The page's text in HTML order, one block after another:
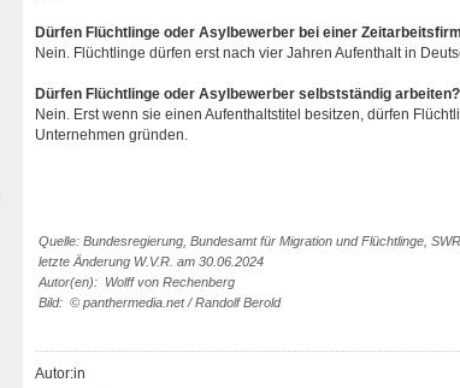
Dürfen Flüchtlinge oder Asylbewerber bei einer
Nein. Flüchtlinge dürfen erst nach vier Jahren Aufenthalt in
Dürfen Flüchtlinge oder Asylbewerber selbstständig arbeiten?
Nein. Erst wenn sie einen Aufenthaltstitel besitzen, dürfen
Unternehmen gründen.
Quelle: Bundesregierung, Bundesamt für Migration und Flüchtlinge,
letzte Änderung W.V.R. am 30.06.2024
Autor(en): Wolff von Rechenberg
Bild: © panthermedia.net / Randolf Berold
Autor:in